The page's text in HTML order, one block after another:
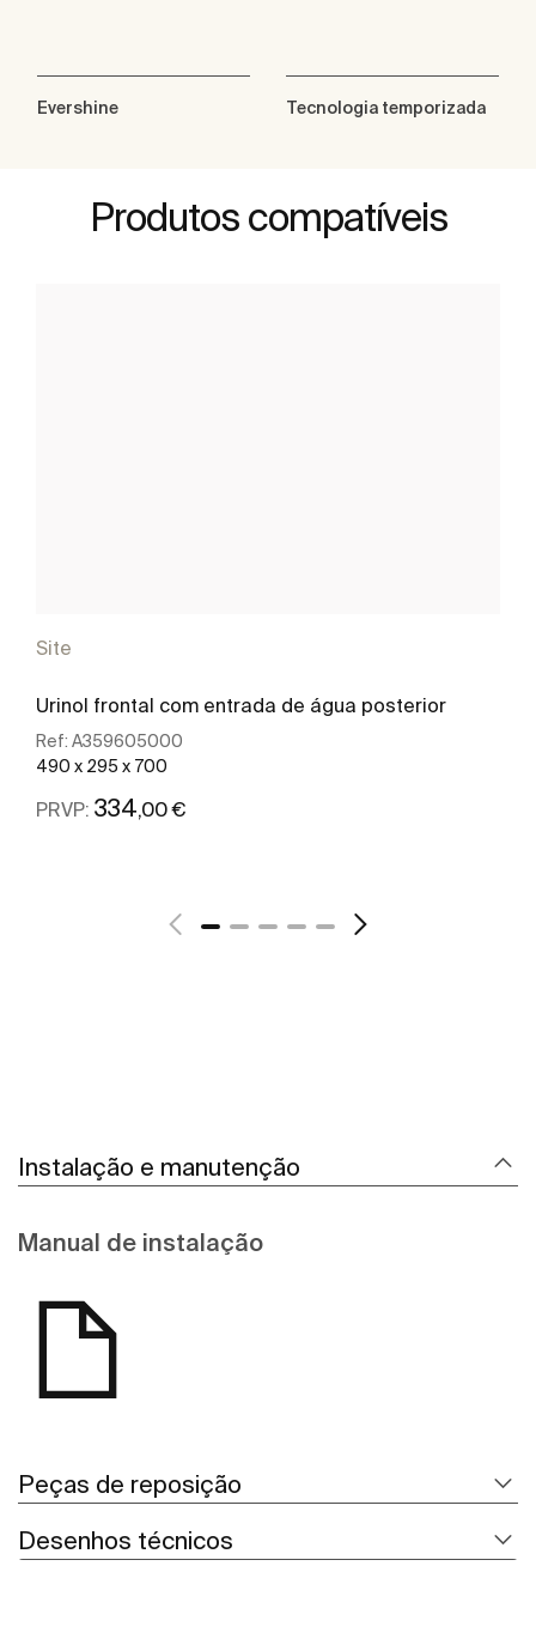
Evershine Tecnologia temporizada
Produtos compatíveis
Site
Urinol frontal com entrada de água posterior
Ref: A359605000
490 x 295 x 700
PRVP: 334,00 €
Instalação e manutenção
Manual de instalação
Peças de reposição
Desenhos técnicos